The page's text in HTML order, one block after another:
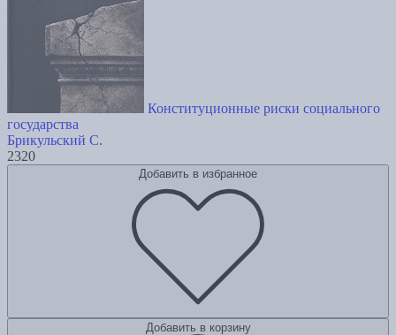
Конституционные риски социального
государства
Брикульский С.
2320
Добавить в избранное
Добавить в корзину